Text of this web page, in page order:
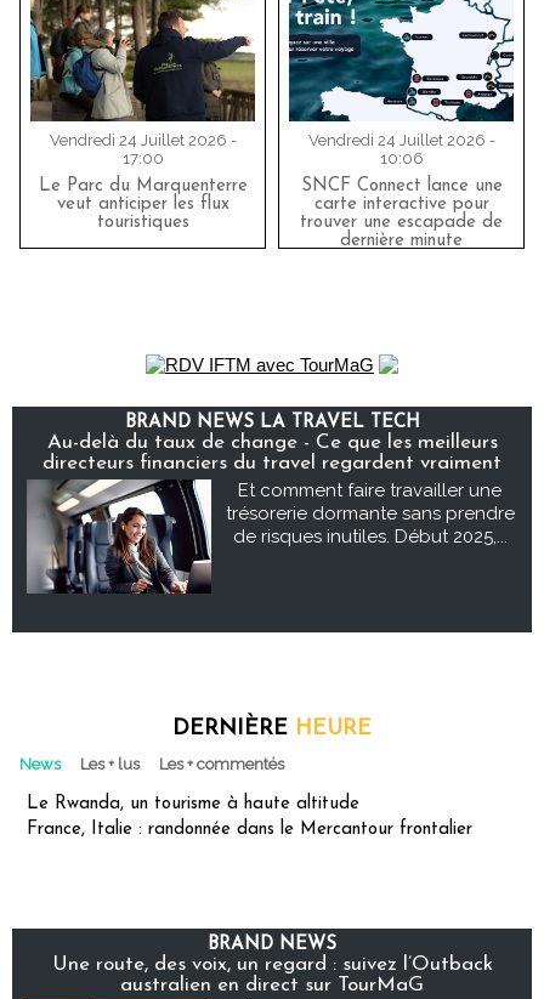
Vendredi 24 Juillet 2026 -
17:00
Le Parc du Marquenterre
veut anticiper les flux
touristiques
Vendredi 24 Juillet 2026 -
10:06
SNCF Connect lance une
carte interactive pour
trouver une escapade de
dernière minute
BRAND NEWS LA TRAVEL TECH
Au-delà du taux de change - Ce que les meilleurs
directeurs financiers du travel regardent vraiment
Et comment faire travailler une
trésorerie dormante sans prendre
de risques inutiles. Début 2025,...
DERNIÈRE HEURE
News Les + lus Les + commentés
Le Rwanda, un tourisme à haute altitude
France, Italie : randonnée dans le Mercantour frontalier
BRAND NEWS
Une route, des voix, un regard : suivez l’Outback
australien en direct sur TourMaG